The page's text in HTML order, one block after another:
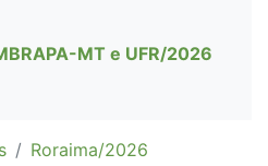
MT e UFR/2026
Roraima/2026